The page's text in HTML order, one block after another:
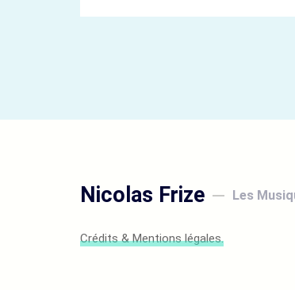
Nicolas Frize Les
Crédits & Mentions légales.